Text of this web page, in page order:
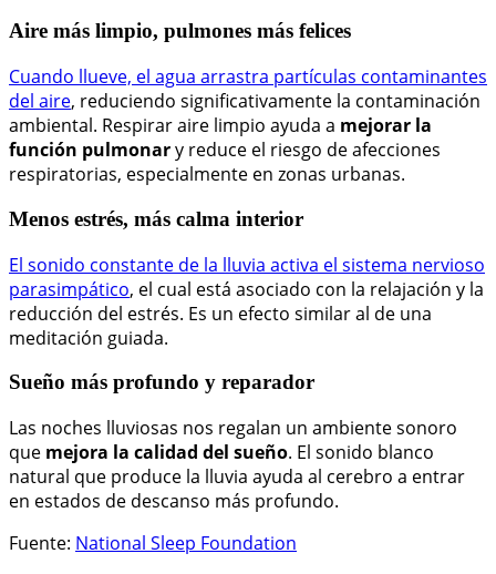
Aire más limpio, pulmones más felices
Cuando llueve, el agua arrastra partículas contaminantes
del aire, reduciendo significativamente la contaminación
ambiental. Respirar aire limpio ayuda a mejorar la
función pulmonary reduce el riesgo de afecciones
respiratorias, especialmente en zonas urbanas.
Menos estrés, más calma interior
El sonido constante de la lluvia activa el sistema nervioso
parasimpático, el cual está asociado con la relajación y la
reducción del estrés. Es un efecto similar al de una
meditación guiada.
Sueño más profundo y reparador
Las noches lluviosas nos regalan un ambiente sonoro
que mejora la calidad del sueño. El sonido blanco
natural que produce la lluvia ayuda al cerebro a entrar
en estados de descanso más profundo.
Fuente: National Sleep Foundation